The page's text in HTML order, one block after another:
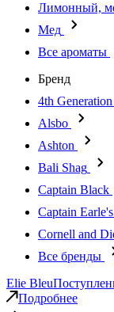
Лимонный,
Мед
Все ароматы
Бренд
4th Generation
Alsbo
Ashton
Bali Shag
Captain Black
Captain Earle's
Cornell and
Все бренды
Elie Bleu
Подробнее